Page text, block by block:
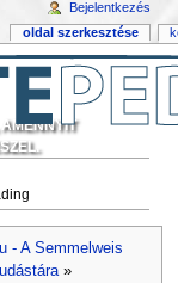
- A Semmelweis
»
oldal szerkesztése
Bejelentkezés